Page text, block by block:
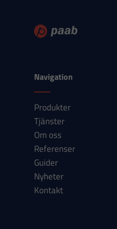
Navigation
Produkter
Tjänster
Om oss
Referenser
Guider
Nyheter
Kontakt